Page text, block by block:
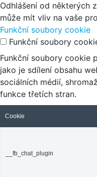
Odhlášení od některých
může mít vliv na vaše
Funkční soubory cookie
Funkční soubory
Funkční soubory cookie
jako je sdílení obsahu
sociálních médií,
funkce třetích stran.
Cookie
__fb_chat_plugin